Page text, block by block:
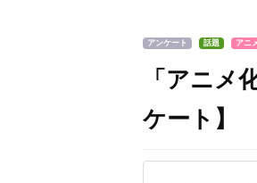
アンケート 話題 アニ
「アニメ
ケート】